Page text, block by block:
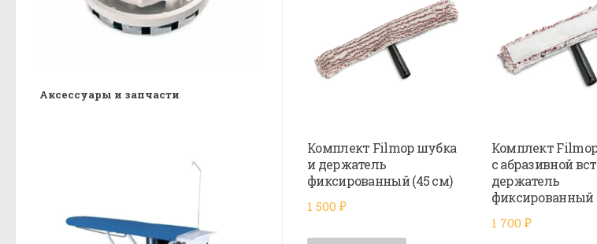
Комплект Filmop шубка
и держатель
фиксированный (45 см)
1 500 ₽
Комплект
с абразивной
держатель
фиксированный
1 700 ₽
Аксессуары и запчасти